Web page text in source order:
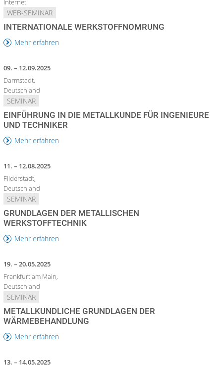
WEB-SEMINAR
INTERNATIONALE WERKSTOFFNOMRUNG
Mehr erfahren
09. – 12.09.2025
Darmstadt,
Deutschland
SEMINAR
EINFÜHRUNG IN DIE METALLKUNDE FÜR INGENIEURE
UND TECHNIKER
Mehr erfahren
11. – 12.08.2025
Filderstadt,
Deutschland
SEMINAR
GRUNDLAGEN DER METALLISCHEN
WERKSTOFFTECHNIK
Mehr erfahren
19. – 20.05.2025
Frankfurt am Main,
Deutschland
SEMINAR
METALLKUNDLICHE GRUNDLAGEN DER
WÄRMEBEHANDLUNG
Mehr erfahren
13. – 14.05.2025